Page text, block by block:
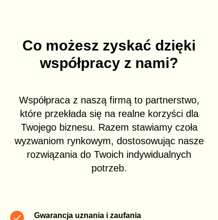
Co możesz zyskać dzięki
współpracy z nami?
Współpraca z naszą firmą to partnerstwo,
które przekłada się na realne korzyści dla
Twojego biznesu. Razem stawiamy czoła
wyzwaniom rynkowym, dostosowując nasze
rozwiązania do Twoich indywidualnych
potrzeb.
Gwarancja uznania i zaufania